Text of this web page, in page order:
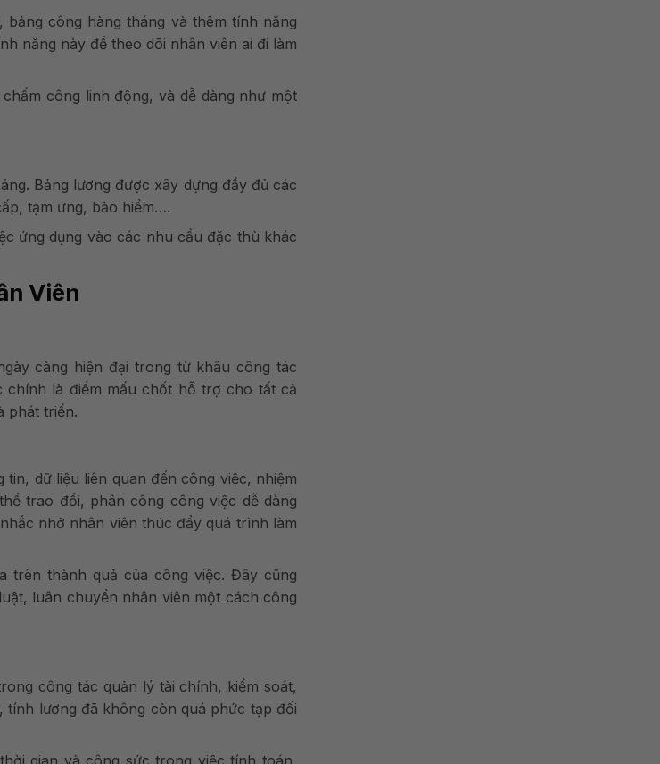
công hàng tháng và thêm tính năng
năng này để theo dõi nhân viên ai đi làm
công linh động, và dễ dàng như một
Bảng lương được xây dựng đầy đủ các
tạm ứng, bảo hiểm….
ứng dụng vào các nhu cầu đặc thù khác
Viên
càng hiện đại trong từ khâu công tác
là điểm mấu chốt hỗ trợ cho tất cả
phát triển.
tin, dữ liệu liên quan đến công việc, nhiệm
trao đổi, phân công công việc dễ dàng
nhở nhân viên thúc đẩy quá trình làm
trên thành quả của công việc. Đây cũng
luân chuyển nhân viên một cách công
công tác quản lý tài chính, kiểm soát,
tính lương đã không còn quá phức tạp đối
gian và công sức trong việc tính toán,